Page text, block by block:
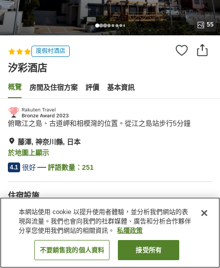
55
度假村酒店
汐彩酒店
概覽 房間及住宿方案 評價 基本資訊
俯瞰江之島、古道岬和相模灣的位置。從江之島站步行5分鐘
藤澤, 神奈川縣, 日本
於地圖上顯示
4.1 很好 評語數量： 251
住宿設施
Wi-Fi
全幢禁煙
自動販賣機
飲水機
日本 神奈川縣 藤澤 汐彩酒店
找客房
本網站使用 cookie 以提升使用者體驗，並分析我們網站的表
現與流量。我們也會向我們的社群媒體、廣告和分析合作夥伴
分享您使用我們網站的相關資訊。
私隱政策
不要銷售我的個人資料 接受所有